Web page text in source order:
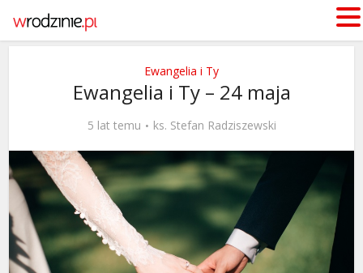
Ewangelia i Ty
Ewangelia i Ty – 24 maja
5 lat temu ks. Stefan Radziszewski